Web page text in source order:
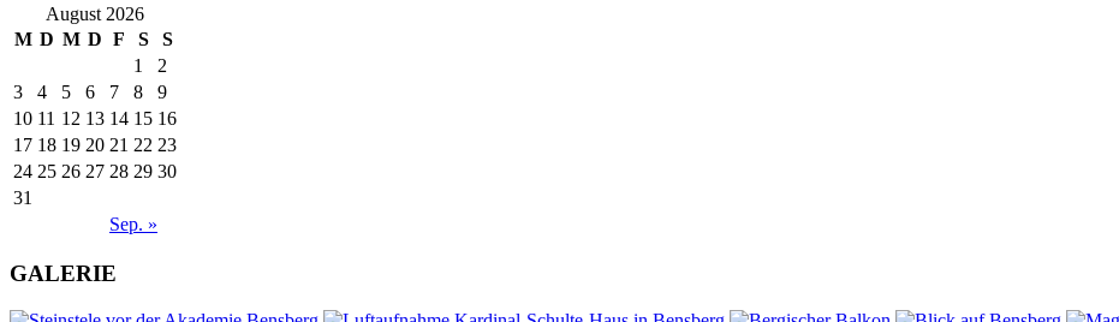
August 2026
M D M D F S S
Sep. »
1
2
3
4 5 6 7 8
9
10 11 12 13 14 15 16
17 18 19 20 21 22 23
24 25 26 27 28 29 30
31
GALERIE